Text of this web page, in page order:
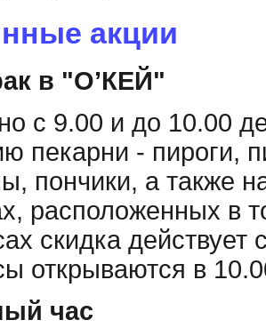
акции
в "О’КЕЙ"
с 9.00 и до 10.00
пекарни - пироги,
пончики, а также
расположенных в
скидка действует
открываются в
час